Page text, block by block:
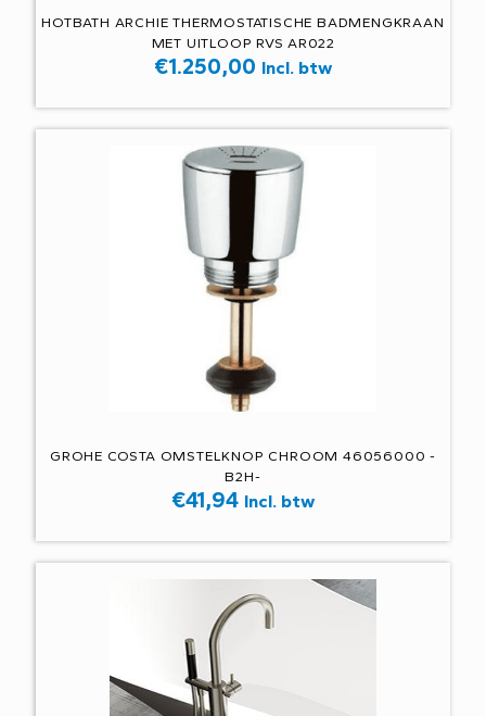
HOTBATH ARCHIE THERMOSTATISCHE BADMENGKRAAN
MET UITLOOP RVS AR022
€1.250,00 Incl. btw
GROHE COSTA OMSTELKNOP CHROOM 46056000 -
B2H-
€41,94 Incl. btw